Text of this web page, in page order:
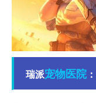
瑞派宠物医院：